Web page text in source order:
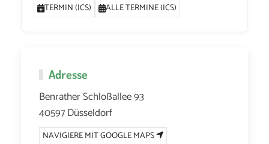
TERMIN (ICS) ALLE TERMINE (ICS)
Adresse
Benrather Schloßallee 93
40597 Düsseldorf
NAVIGIERE MIT GOOGLE MAPS